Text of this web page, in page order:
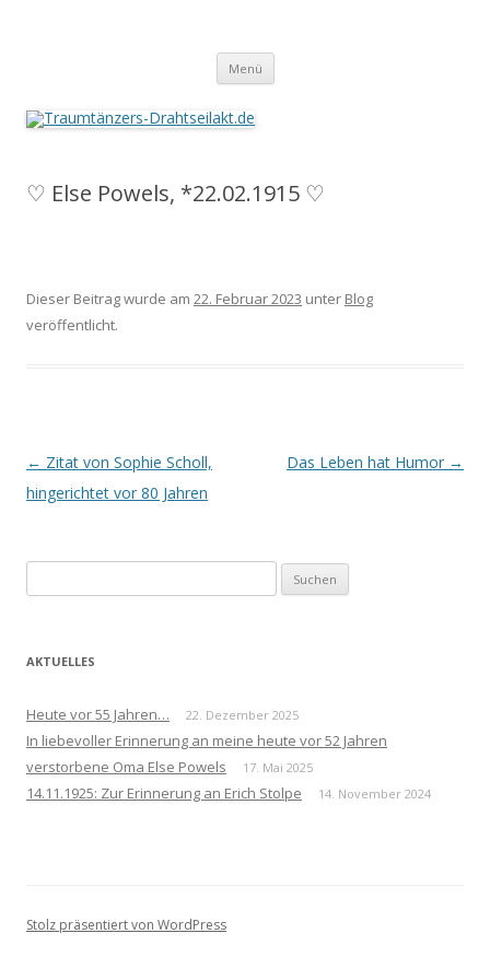
Menü Springe
Inhalt
♡ Else Powels, *22.02.1915 ♡
Dieser Beitrag wurde am 22. Februar 2023 unter Blog
veröffentlicht.
Beitrags-
Navigation
← Zitat von Sophie Scholl,
hingerichtet vor 80 Jahren
Das Leben hat Humor →
nach:
AKTUELLES
Heute vor 55 Jahren… 22. Dezember 2025
In liebevoller Erinnerung an meine heute vor 52 Jahren
verstorbene Oma Else Powels
17. Mai 2025
14.11.1925: Zur Erinnerung an Erich Stolpe 14. November 2024
Stolz präsentiert von WordPress